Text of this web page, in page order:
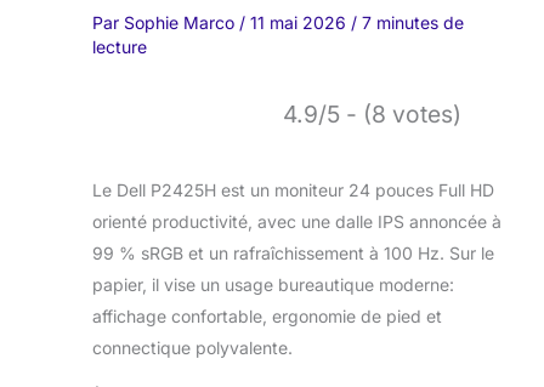
Par Sophie Marco / 11 mai 2026 / 7 minutes de
lecture
4.9/5 - (8 votes)
Le Dell P2425H est un moniteur 24 pouces Full HD
orienté productivité, avec une dalle IPS annoncée à
99 % sRGB et un rafraîchissement à 100 Hz. Sur le
papier, il vise un usage bureautique moderne:
affichage confortable, ergonomie de pied et
connectique polyvalente.